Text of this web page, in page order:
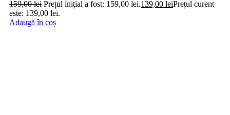
159,00lei Prețul inițial a fost: 159,00 lei.139,00 leiPrețul curent
este: 139,00 lei.
Adaugă în coș